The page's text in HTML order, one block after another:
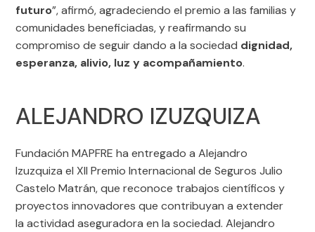
futuro”, afirmó, agradeciendo el premio a las familias y
comunidades beneficiadas, y reafirmando su
compromiso de seguir dando a la sociedad dignidad,
esperanza, alivio, luz y acompañamiento.
ALEJANDRO IZUZQUIZA
Fundación MAPFRE ha entregado a Alejandro
Izuzquiza el XII Premio Internacional de Seguros Julio
Castelo Matrán, que reconoce trabajos científicos y
proyectos innovadores que contribuyan a extender
la actividad aseguradora en la sociedad. Alejandro